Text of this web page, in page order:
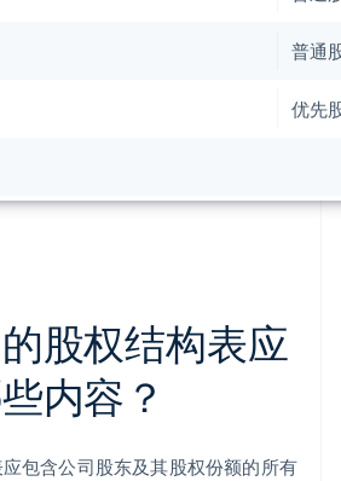
普通
优先
股权结构表应
内容？
包含公司股东及其股权份额的所有